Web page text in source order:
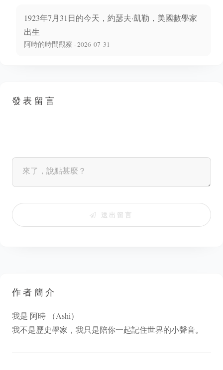
1923年7月31日的今天，約瑟夫·凱勒，美國數學家
出生
阿時的時間觀察 · 2026-07-31
發表留言
送出留言
作者簡介
我是 阿時 （Ashi）
我不是歷史學家，我只是陪你一起記住世界的小聲音。